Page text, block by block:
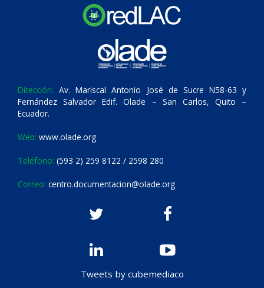
Dirección: Av. Mariscal Antonio José de Sucre N58-63 y
Fernández Salvador Edif. Olade – San Carlos, Quito –
Ecuador.
Web: www.olade.org
Teléfono: (593 2) 259 8122 / 2598 280
Correo: centro.documentacion@olade.org
Tweets by cubemediaco